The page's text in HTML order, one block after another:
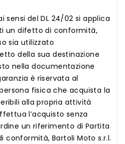
sensi del DL 24/02 si applica
un difetto di conformità,
sia utilizzato
della sua destinazione
nella documentazione
è riservata al
fisica che acquista la
alla propria attività
l’acquisto senza
un riferimento di Partita
conformità, Bartoli Moto s.r.l.